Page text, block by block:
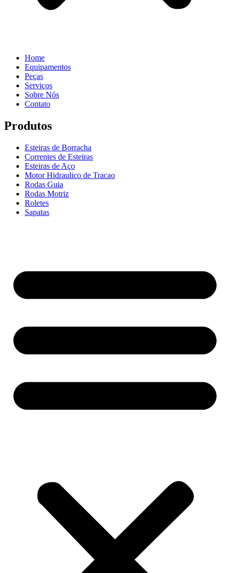
Home
Equipamentos
Peças
Serviços
Sobre Nós
Contato
Produtos
Esteiras de Borracha
Correntes de Esteiras
Esteiras de Aço
Motor Hidraulico de Tracao
Rodas Guia
Rodas Motriz
Roletes
Sapatas